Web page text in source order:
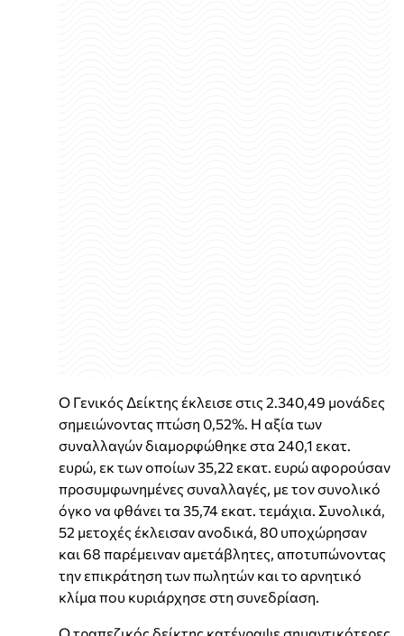
Ο Γενικός Δείκτης έκλεισε στις 2.340,49 μονάδες
σημειώνοντας πτώση 0,52%. Η αξία των
συναλλαγών διαμορφώθηκε στα 240,1 εκατ.
ευρώ, εκ των οποίων 35,22 εκατ. ευρώ αφορούσαν
προσυμφωνημένες συναλλαγές, με τον συνολικό
όγκο να φθάνει τα 35,74 εκατ. τεμάχια. Συνολικά,
52 μετοχές έκλεισαν ανοδικά, 80 υποχώρησαν
και 68 παρέμειναν αμετάβλητες, αποτυπώνοντας
την επικράτηση των πωλητών και το αρνητικό
κλίμα που κυριάρχησε στη συνεδρίαση.
Ο τραπεζικός δείκτης κατέγραψε σημαντικότερες